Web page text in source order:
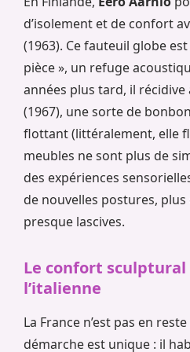
d’isolement et de confort
(1963). Ce fauteuil globe
pièce », un refuge
années plus tard, il récidive
(1967), une sorte de
flottant (littéralement, elle
meubles ne sont plus de
des expériences
de nouvelles postures,
presque lascives.
Le confort sculptural
l’italienne
La France n’est pas en reste
démarche est unique : il